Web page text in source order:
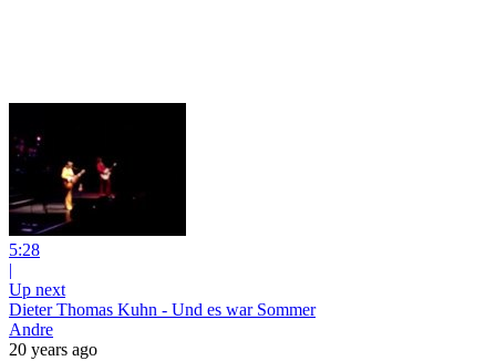
5:28
|
Up next
Dieter Thomas Kuhn - Und es war Sommer
Andre
20 years ago